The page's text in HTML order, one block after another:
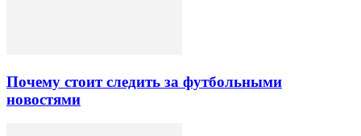
Почему стоит следить за футбольными
новостями